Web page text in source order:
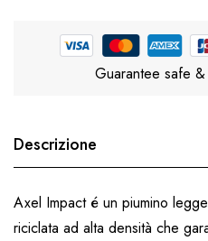
Guarantee safe
Descrizione
Axel Impact é un piumino
riciclata ad alta densità che